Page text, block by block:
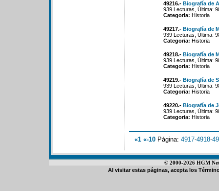
49216.- Biografía de
939 Lecturas, Última:
Categoria: Historia
49217.- Biografía de
939 Lecturas, Última:
Categoria: Historia
49218.- Biografía de
939 Lecturas, Última:
Categoria: Historia
49219.- Biografía de
939 Lecturas, Última:
Categoria: Historia
49220.- Biografía de
939 Lecturas, Última:
Categoria: Historia
«1 «-10 Página: 4917-4918-
© 2000-2026 HGM
Al visitar estas páginas, acepta los